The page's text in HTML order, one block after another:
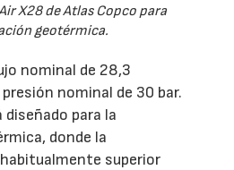
X28 de Atlas Copco para
geotérmica.
nominal de 28,3
nominal de 30 bar.
para la
donde la
superior